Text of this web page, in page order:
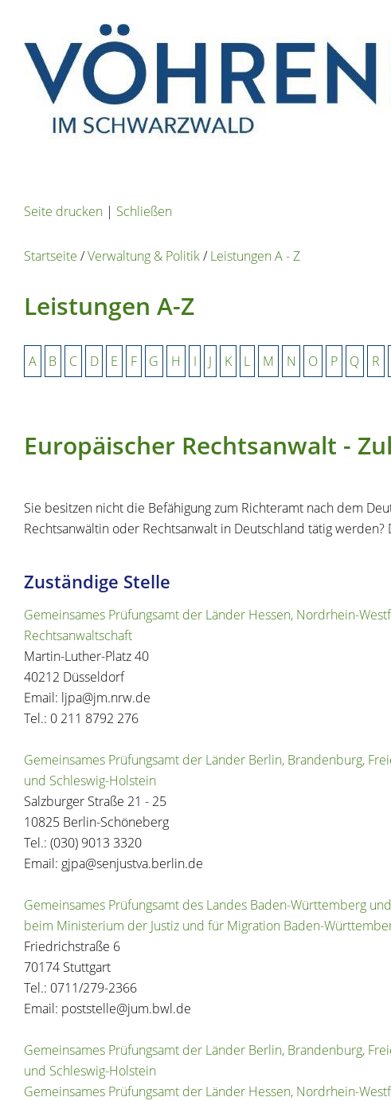
Seite drucken | Schließen
Startseite /Verwaltung & Politik/Leistungen A - Z
Leistungen A-Z
A B C D E F G H I J K L M N O P Q R
Europäischer Rechtsanwalt -
Sie besitzen nicht die Befähigung zum Richteramt nach dem
Rechtsanwältin oder Rechtsanwalt in Deutschland tätig
Zuständige Stelle
Gemeinsames Prüfungsamt der Länder Hessen, Nordrhein-
Rechtsanwaltschaft
Martin-Luther-Platz 40
40212 Düsseldorf
Email: ljpa@jm.nrw.de
Tel.: 0 211 8792 276
Gemeinsames Prüfungsamt der Länder Berlin, Brandenburg,
und Schleswig-Holstein
Salzburger Straße 21 - 25
10825 Berlin-Schöneberg
Tel.: (030) 9013 3320
Email: gjpa@senjustva.berlin.de
Gemeinsames Prüfungsamt des Landes Baden-Württemberg
beim Ministerium der Justiz und für Migration Baden-
Friedrichstraße 6
70174 Stuttgart
Tel.: 0711/279-2366
Email: poststelle@jum.bwl.de
Gemeinsames Prüfungsamt der Länder Berlin, Brandenburg,
und Schleswig-Holstein
Gemeinsames Prüfungsamt der Länder Hessen, Nordrhein-